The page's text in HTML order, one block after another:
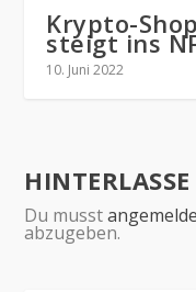
Krypto-
steigt ins
10. Juni 2022
Du musst
abzugeben.